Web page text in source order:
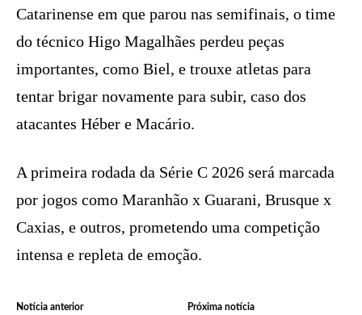
Catarinense em que parou nas semifinais, o time
do técnico Higo Magalhães perdeu peças
importantes, como Biel, e trouxe atletas para
tentar brigar novamente para subir, caso dos
atacantes Héber e Macário.
A primeira rodada da Série C 2026 será marcada
por jogos como Maranhão x Guarani, Brusque x
Caxias, e outros, prometendo uma competição
intensa e repleta de emoção.
Notícia anterior Próxima notícia